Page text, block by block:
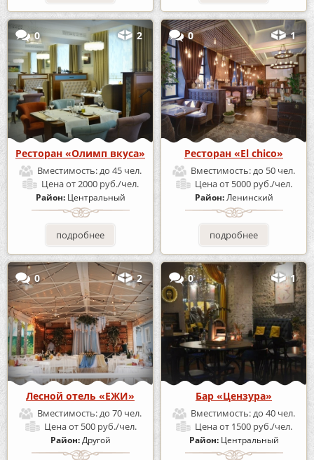
0 2
Ресторан «Олимп вкуса»
Вместимость:до 45 чел.
Ценаот 2000 руб./чел.
Район: Центральный
подробнее
0 1
Ресторан «El chico»
Вместимость:до 50 чел.
Ценаот 5000 руб./чел.
Район:Ленинский
подробнее
0 2
Лесной отель «ЕЖИ»
Вместимость:до 70 чел.
Ценаот 500 руб./чел.
Район:Другой
0 1
Бар «Цензура»
Вместимость:до 40 чел.
Ценаот 1500 руб./чел.
Район: Центральный